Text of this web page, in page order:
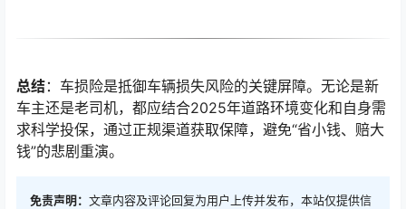
总结：车损险是抵御车辆损失风险的关键屏障。无论是新
车主还是老司机，都应结合2025年道路环境变化和自身需
求科学投保，通过正规渠道获取保障，避免“省小钱、赔大
钱”的悲剧重演。
免责声明： 文章内容及评论回复为用户上传并发布，本站仅提供信